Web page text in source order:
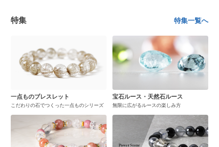
特集 特集一覧へ
一点ものブレスレット
こだわりの石でつくった一点ものシリーズ
宝石ルース・天然石ルース
無限に広がるルースの楽しみ方